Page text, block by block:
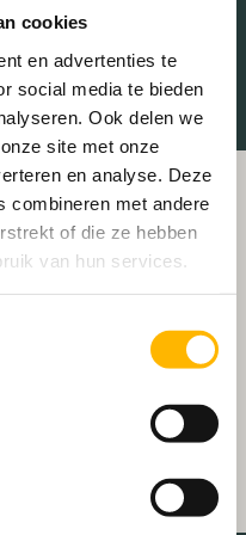
cookies
en advertenties te
social media te bieden
Ook delen we
site met onze
en analyse. Deze
combineren met andere
of die ze hebben
van hun services.
Universiteit
Ziekenhuis